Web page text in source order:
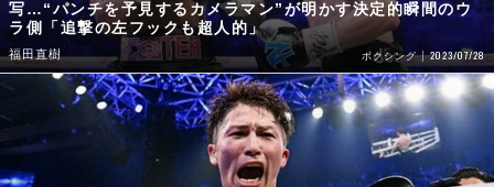
写…“パンチを予見するカメラマン”が明かす決定的瞬間のウ
ラ側「追撃の左フックも超人的」
福田直樹 ボクシング 2023/07/28